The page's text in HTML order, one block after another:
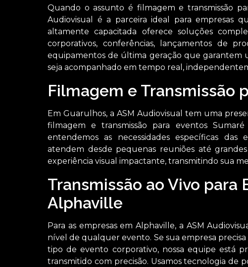
Quando o assunto é filmagem e transmissão
Audiovisual é a parceira ideal para empresas
altamente capacitada oferece soluções
corporativos, conferências, lançamentos de
equipamentos de última geração que
seja acompanhado em tempo real,
Filmagem e Transmissão
Em Guarulhos, a ASM Audiovisual tem uma
filmagem e transmissão para eventos
entendemos as necessidades específicas das
atendem desde pequenas reuniões até
experiência visual impactante, transmitindo sua
Transmissão ao Vivo para
Alphaville
Para as empresas em Alphaville, a ASM
nível de qualquer evento. Se sua empresa
tipo de evento corporativo, nossa equipe está
transmitido com precisão. Usamos tecnologia de